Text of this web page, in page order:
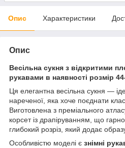
Опис Характеристики
Опис
Весільна сукня з відкритими
рукавами в наявності розмір
Ця елегантна весільна сукня —
нареченої, яка хоче поєднати
Виготовлена з преміального
корсет із драпіруванням, що
глибокий розріз, який додає
Особливістю моделі є знімні